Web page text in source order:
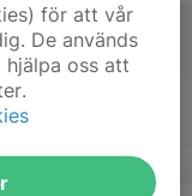
för att vår
De används
oss att